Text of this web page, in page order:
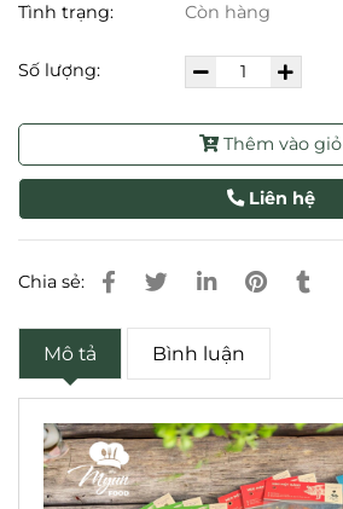
Tình trạng: Còn hàng
Số lượng:
Thêm vào giỏ
Liên hệ
Chia sẻ:
Mô tả Bình luận